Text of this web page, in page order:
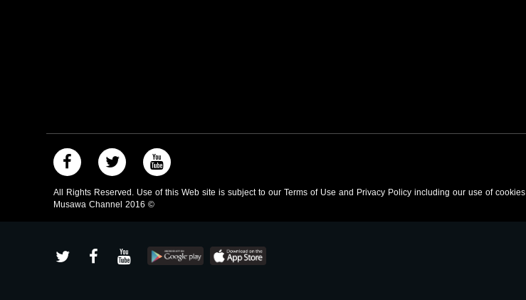
All Rights Reserved. Use of this Web site is subject to our Terms of Use and Privacy Policy including our use of cookies
©
2016